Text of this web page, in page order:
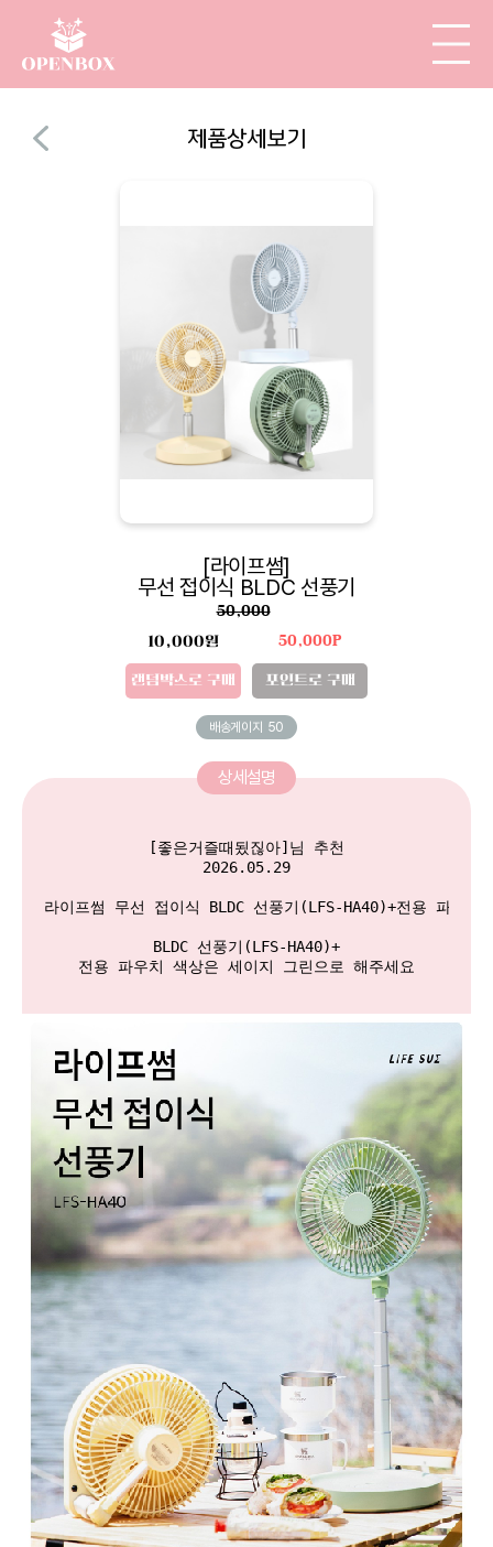
제품상세보기
[라이프썸]
무선 접이식 BLDC 선풍기
50,000
10,000원
랜덤박스로 구매
50,000P
포인트로 구매
배송게이지 50
상세설명
[좋은거즐때됬짆아]님 추천
2026.05.29
라이프썸 무선 접이식 BLDC 선풍기(LFS-HA40)+전용 파우치
BLDC 선풍기(LFS-HA40)+
전용 파우치 색상은 세이지 그린으로 해주세요